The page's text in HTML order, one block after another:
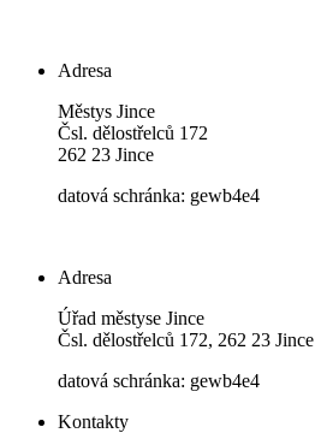
Adresa
Městys Jince
Čsl. dělostřelců 172
262 23 Jince
datová schránka: gewb4e4
Adresa
Úřad městyse Jince
Čsl. dělostřelců 172, 262 23 Jince
datová schránka: gewb4e4
Kontakty